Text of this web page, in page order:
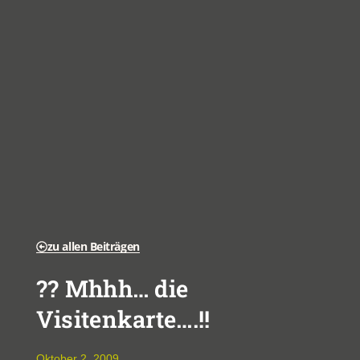
zu allen Beiträgen
?? Mhhh… die
Visitenkarte….!!